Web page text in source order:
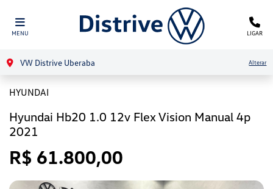
MENU LIGAR
VW Distrive Uberaba Alterar
HYUNDAI
Hyundai Hb20 1.0 12v Flex Vision Manual 4p
2021
R$ 61.800,00